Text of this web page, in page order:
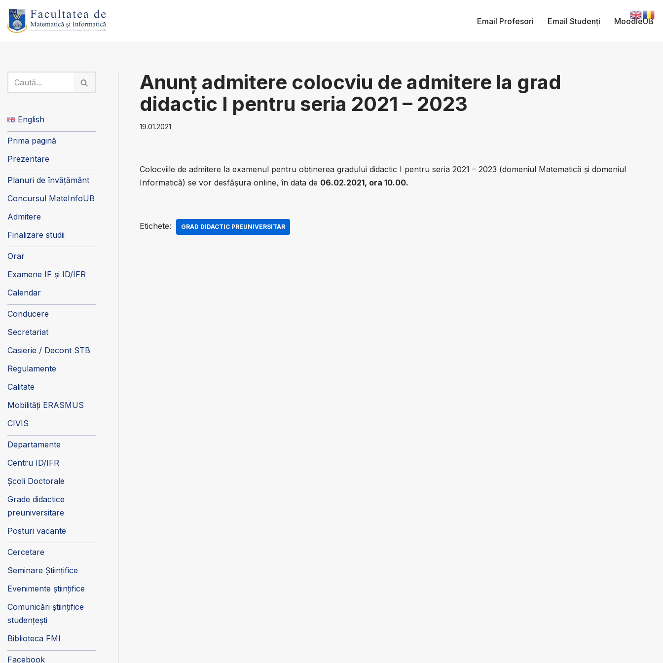
Sari
Email Profesori Email Studenți MoodleUB
English
Prima pagină
Prezentare
Planuri de învățământ
Concursul MateInfoUB
Admitere
Finalizare studii
Orar
Examene IF și ID/IFR
Calendar
Conducere
Secretariat
Casierie / Decont STB
Regulamente
Calitate
Mobilități ERASMUS
CIVIS
Departamente
Centru ID/IFR
Școli Doctorale
Grade didactice
preuniversitare
Posturi vacante
Cercetare
Seminare Științifice
Evenimente științifice
Comunicări științifice
studențești
Biblioteca FMI
Facebook
Anunț admitere colocviu de admitere la grad
didactic I pentru seria 2021 – 2023
19.01.2021
Colocviile de admitere la examenul pentru obținerea gradului didactic I pentru seria 2021 – 2023 (domeniul Matematică și domeniul
Informatică) se vor desfășura online, în data de 06.02.2021, ora 10.00.
Etichete: GRAD DIDACTIC PREUNIVERSITAR